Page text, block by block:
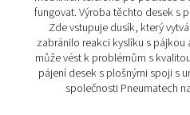
přímo v